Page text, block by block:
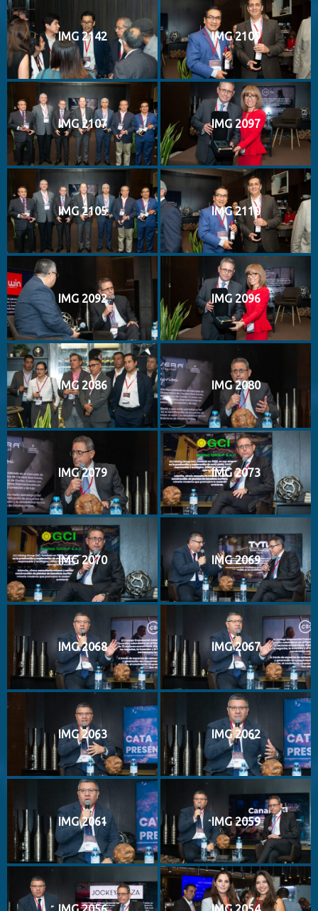
IMG 2142 IMG 2109
IMG 2107 IMG 2097
IMG 2105 IMG 2110
IMG 2092 IMG 2096
IMG 2086 IMG 2080
IMG 2079 IMG 2073
IMG 2070 IMG 2069
IMG 2068 IMG 2067
IMG 2063 IMG 2062
IMG 2061 IMG 2059